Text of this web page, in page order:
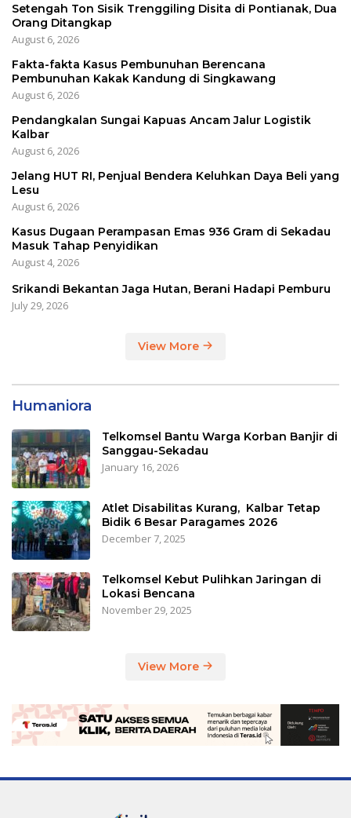
Setengah Ton Sisik Trenggiling Disita di Pontianak, Dua
Orang Ditangkap
August 6, 2026
Fakta-fakta Kasus Pembunuhan Berencana
Pembunuhan Kakak Kandung di Singkawang
August 6, 2026
Pendangkalan Sungai Kapuas Ancam Jalur Logistik
Kalbar
August 6, 2026
Jelang HUT RI, Penjual Bendera Keluhkan Daya Beli yang
Lesu
August 6, 2026
Kasus Dugaan Perampasan Emas 936 Gram di Sekadau
Masuk Tahap Penyidikan
August 4, 2026
Srikandi Bekantan Jaga Hutan, Berani Hadapi Pemburu
July 29, 2026
View More
Humaniora
Telkomsel Bantu Warga Korban Banjir di
Sanggau-Sekadau
January 16, 2026
Atlet Disabilitas Kurang, Kalbar Tetap
Bidik 6 Besar Paragames 2026
December 7, 2025
Telkomsel Kebut Pulihkan Jaringan di
Lokasi Bencana
November 29, 2025
View More